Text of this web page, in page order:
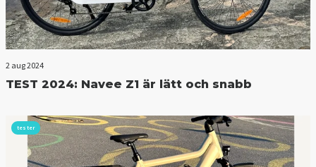
2 aug 2024
TEST 2024: Navee Z1 är lätt och snabb
tester